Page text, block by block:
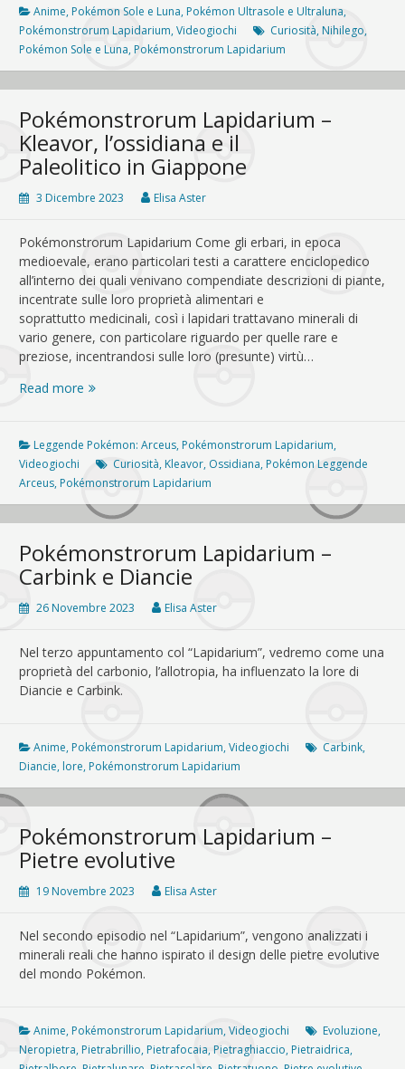
Nihilego,
“medusa
di
cristallo”
Anime, Pokémon Sole e Luna, Pokémon Ultrasole e Ultraluna,
Pokémonstrorum Lapidarium,Videogiochi Curiosità, Nihilego,
Pokémon Sole e Luna, Pokémonstrorum Lapidarium
Pokémonstrorum Lapidarium –
Kleavor, l’ossidiana e il
Paleolitico in Giappone
3 Dicembre 2023 Elisa Aster
Pokémonstrorum Lapidarium Come gli erbari, in epoca
medioevale, erano particolari testi a carattere enciclopedico
all’interno dei quali venivano compendiate descrizioni di piante,
incentrate sulle loro proprietà alimentari e
soprattutto medicinali, così i lapidari trattavano minerali di
vario genere, con particolare riguardo per quelle rare e
preziose, incentrandosi sulle loro (presunte) virtù…
Read more Pokémonstrorum
Kleavor,
l’ossidiana
e
il
Paleolitico
Giappone
Leggende Pokémon: Arceus, Pokémonstrorum Lapidarium,
Videogiochi
Curiosità, Kleavor, Ossidiana, Pokémon Leggende
Arceus, Pokémonstrorum Lapidarium
Pokémonstrorum Lapidarium –
Carbink e Diancie
26 Novembre 2023 Elisa Aster
Nel terzo appuntamento col “Lapidarium”, vedremo come una
proprietà del carbonio, l’allotropia, ha influenzato la lore di
Diancie e Carbink.
Anime, Pokémonstrorum Lapidarium,Videogiochi Carbink,
Diancie, lore, Pokémonstrorum Lapidarium
Pokémonstrorum Lapidarium –
Pietre evolutive
19 Novembre 2023 Elisa Aster
Nel secondo episodio nel “Lapidarium”, vengono analizzati i
minerali reali che hanno ispirato il design delle pietre evolutive
del mondo Pokémon.
Anime, Pokémonstrorum Lapidarium,Videogiochi Evoluzione,
Neropietra, Pietrabrillio, Pietrafocaia,Pietraghiaccio, Pietraidrica,